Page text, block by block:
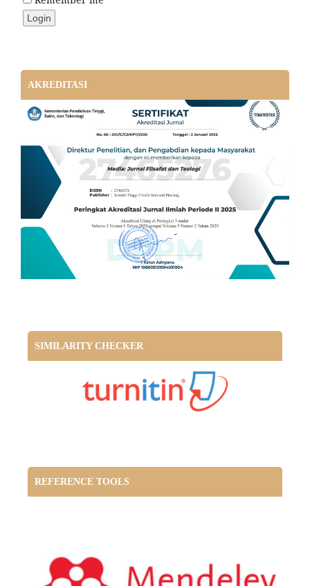
AKREDITASI
SIMILARITY CHECKER
REFERENCE TOOLS